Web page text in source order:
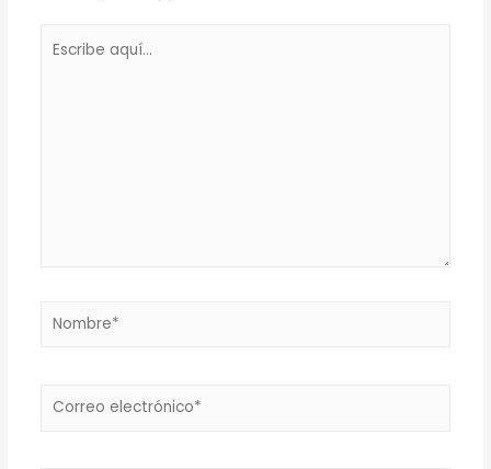
Nombre*
Correo